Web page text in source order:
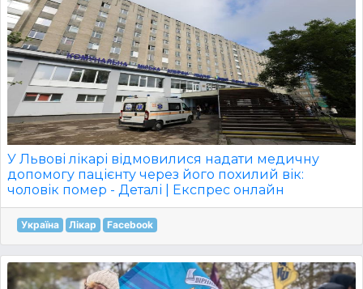
У Львові лікарі відмовилися надати медичну
допомогу пацієнту через його похилий вік:
чоловік помер - Деталі | Експрес онлайн
Україна Лікар Facebook